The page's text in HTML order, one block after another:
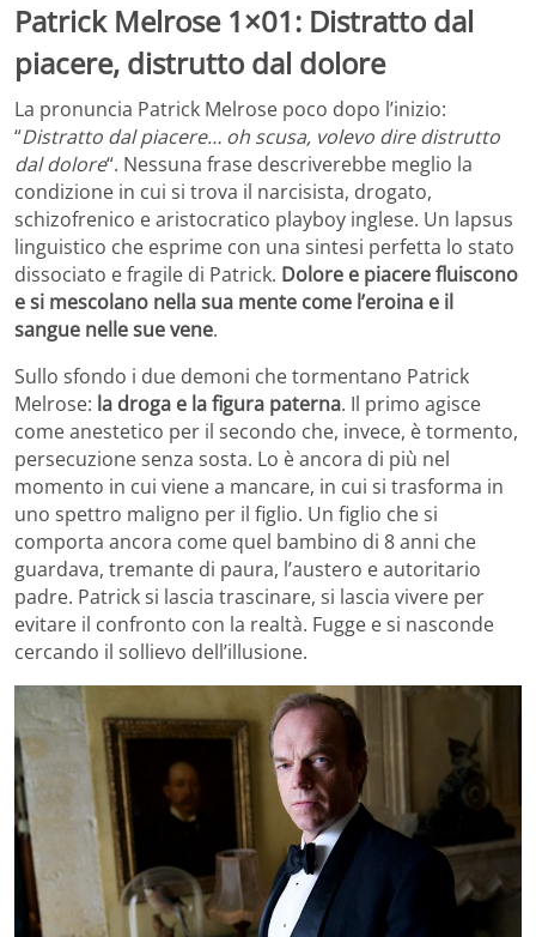
Patrick Melrose 1×01: Distratto dal
piacere, distrutto dal dolore
La pronuncia Patrick Melrose poco dopo l’inizio:
“Distratto dal piacere… oh scusa, volevo dire distrutto
dal dolore“. Nessuna frase descriverebbe meglio la
condizione in cui si trova il narcisista, drogato,
schizofrenico e aristocratico playboy inglese. Un lapsus
linguistico che esprime con una sintesi perfetta lo stato
dissociato e fragile di Patrick. Dolore e piacere fluiscono
e si mescolano nella sua mente come l’eroina e il
sangue nelle sue vene.
Sullo sfondo i due demoni che tormentano Patrick
Melrose: la droga e la figura paterna. Il primo agisce
come anestetico per il secondo che, invece, è tormento,
persecuzione senza sosta. Lo è ancora di più nel
momento in cui viene a mancare, in cui si trasforma in
uno spettro maligno per il figlio. Un figlio che si
comporta ancora come quel bambino di 8 anni che
guardava, tremante di paura, l’austero e autoritario
padre. Patrick si lascia trascinare, si lascia vivere per
evitare il confronto con la realtà. Fugge e si nasconde
cercando il sollievo dell’illusione.